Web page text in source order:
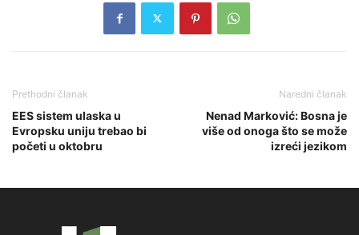
Prethodni članak
EES sistem ulaska u
Evropsku uniju trebao bi
početi u oktobru
Naredni članak
Nenad Marković: Bosna je
više od onoga što se može
izreći jezikom